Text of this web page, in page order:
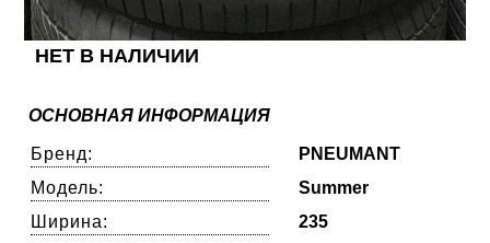
НЕТ В НАЛИЧИИ
ОСНОВНАЯ ИНФОРМАЦИЯ
Бренд:
PNEUMANT
Модель:
Summer
Ширина:
235